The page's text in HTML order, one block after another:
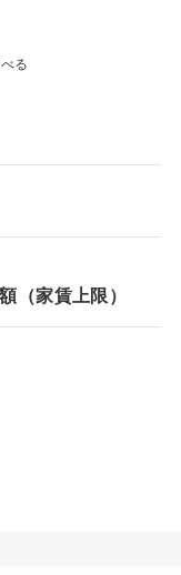
る
（家賃上限）